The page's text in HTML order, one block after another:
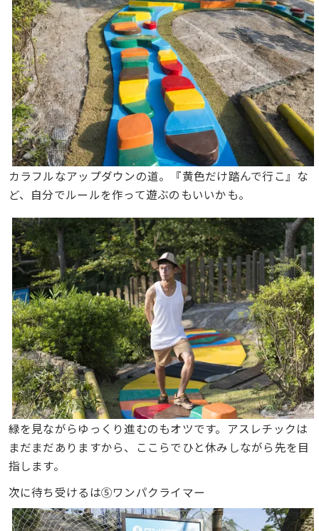
カラフルなアップダウンの道。『黄色だけ踏んで行こ』な
ど、自分でルールを作って遊ぶのもいいかも。
緑を見ながらゆっくり進むのもオツです。アスレチックは
まだまだありますから、ここらでひと休みしながら先を目
指します。
次に待ち受けるは⑤ワンパクライマー